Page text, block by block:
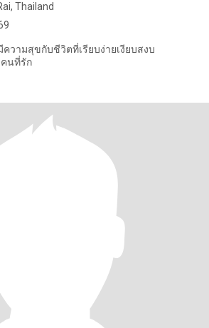
Thailand
วามสุขกับชีวิตที่เรียบง่ายเงียบสงบ
นที่รัก